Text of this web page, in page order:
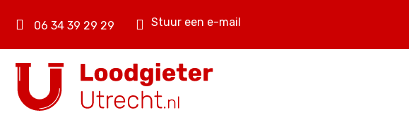
06 34 39 29 29 Stuur een e-mail